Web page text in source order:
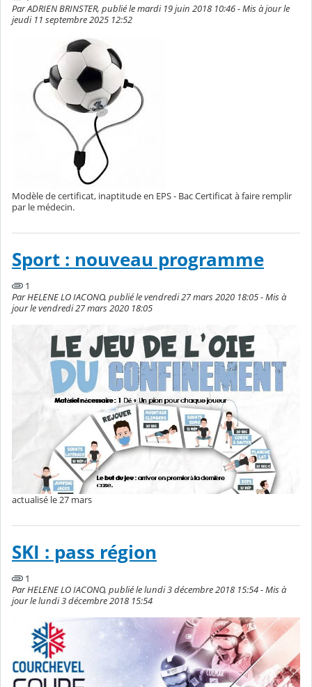
Par ADRIEN BRINSTER, publié le mardi 19 juin 2018 10:46 - Mis à jour le
jeudi 11 septembre 2025 12:52
Modèle de certificat, inaptitude en EPS - Bac Certificat à faire remplir
par le médecin.
Sport : nouveau programme
1
Par HELENE LO IACONO, publié le vendredi 27 mars 2020 18:05 - Mis à
jour le vendredi 27 mars 2020 18:05
actualisé le 27 mars
SKI : pass région
1
Par HELENE LO IACONO, publié le lundi 3 décembre 2018 15:54 - Mis à
jour le lundi 3 décembre 2018 15:54